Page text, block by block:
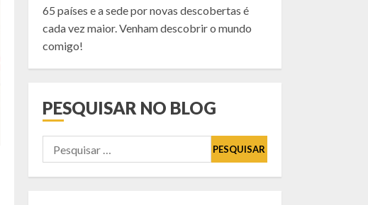
65 países e a sede por novas descobertas é
cada vez maior. Venham descobrir o mundo
comigo!
PESQUISAR NO BLOG
Pesquisar
por: